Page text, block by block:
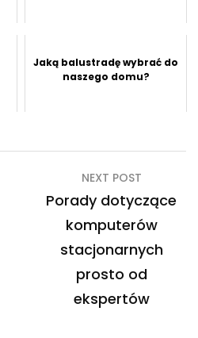
Jaką balustradę wybrać do
naszego domu?
NEXT POST
Porady dotyczące
komputerów
stacjonarnych
prosto od
ekspertów